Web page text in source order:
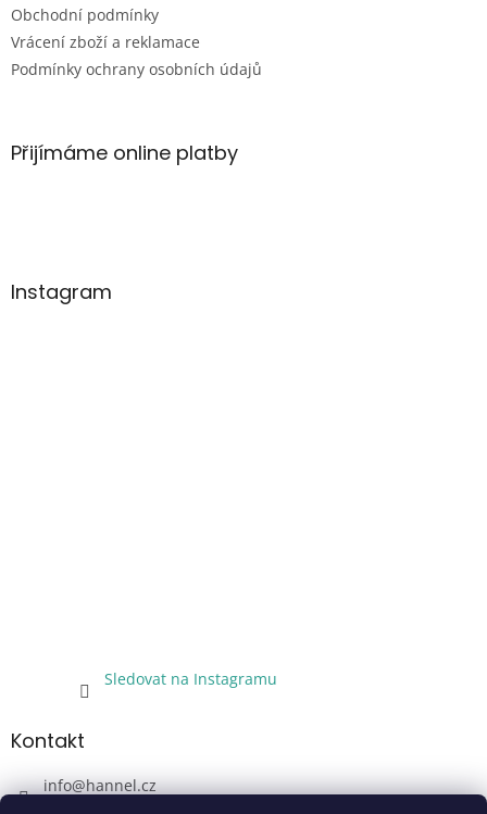
s
Obchodní podmínky
Vrácení zboží a reklamace
Podmínky ochrany osobních údajů
Přijímáme online platby
Instagram
Sledovat na Instagramu
Kontakt
info@hannel.cz